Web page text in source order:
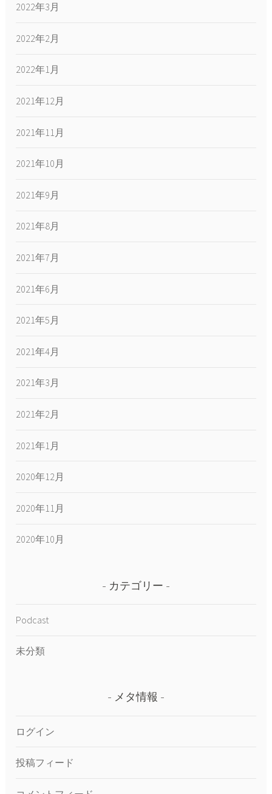
2022年3月
2022年2月
2022年1月
2021年12月
2021年11月
2021年10月
2021年9月
2021年8月
2021年7月
2021年6月
2021年5月
2021年4月
2021年3月
2021年2月
2021年1月
2020年12月
2020年11月
2020年10月
カテゴリー
Podcast
未分類
メタ情報
ログイン
投稿フィード